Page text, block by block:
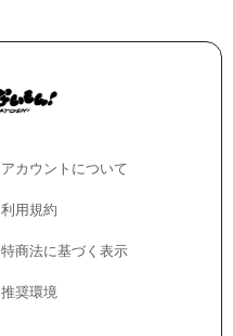
アカウントについて
利用規約
特商法に基づく表示
推奨環境